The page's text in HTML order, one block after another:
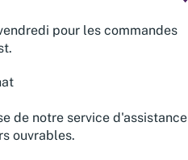
pour les commandes
de notre service d'assistance
ouvrables.